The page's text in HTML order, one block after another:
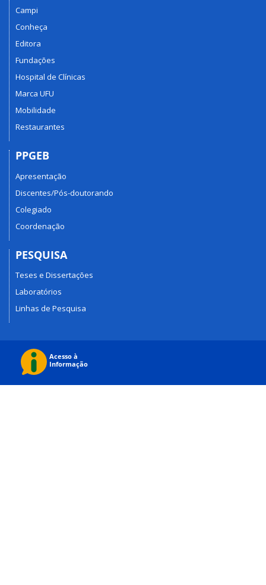
Campi
Conheça
Editora
Fundações
Hospital de Clínicas
Marca UFU
Mobilidade
Restaurantes
PPGEB
Apresentação
Discentes/Pós-doutorando
Colegiado
Coordenação
PESQUISA
Teses e Dissertações
Laboratórios
Linhas de Pesquisa